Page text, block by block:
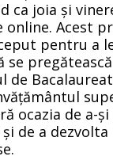
ca joia și
online. Acest
pentru a
se
de
ocazia de a-
de a